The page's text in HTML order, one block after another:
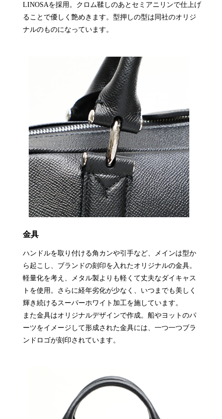
LINOSAを採用。クロム鞣しのあとセミアニリンで仕上げ
ることで優しく艶めきます。型押しの型は同社のオリジ
ナルのものになっています。
金具
ハンドルを取り付ける角カンや引手など、メインは型か
ら起こし、ブランドの刻印を入れたオリジナルの金具。
軽量化を考え、メタル製よりも軽くて丈夫なダイキャス
トを使用。さらに経年劣化が少なく、いつまでも美しく
輝き続けるスーパーホワイト加工を施しています。
また金具はオリジナルデザインで作成。船やヨットのパ
ーツをイメージして形成された金具には、一つ一つブラ
ンドロゴが刻印されています。